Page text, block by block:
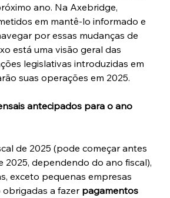
ano. Na Axebridge,
em mantê-lo informado e
por essas mudanças de
está uma visão geral das
legislativas introduzidas em
suas operações em 2025.
antecipados para o ano
de 2025 (pode começar antes
2025, dependendo do ano fiscal),
exceto pequenas empresas
obrigadas a fazer pagamentos